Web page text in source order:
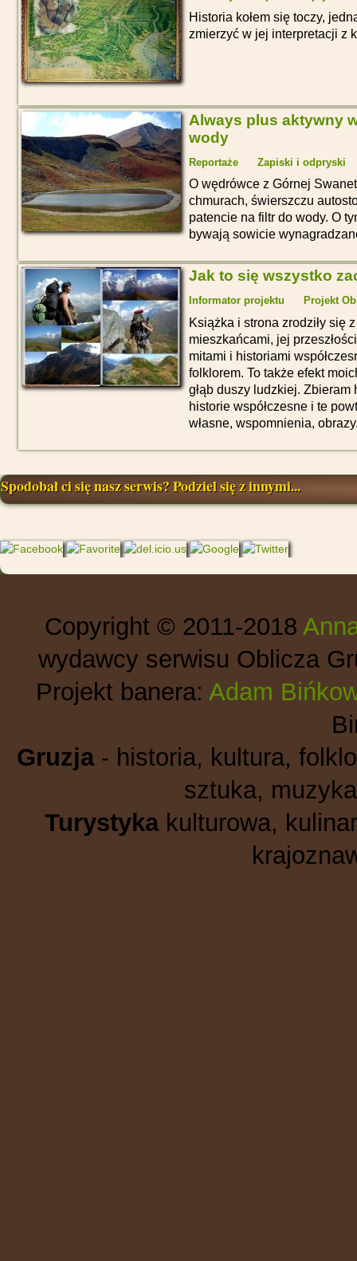
Historia kołem się toczy,
zmierzyć w jej interpretacji z
Always plus aktywny
wody
Reportaże Zapiski i odpryski
O wędrówce z Górnej
chmurach, świerszczu
patencie na filtr do wody. O
bywają sowicie
Jak to się wszystko
Informator projektu Projekt
Książka i strona zrodziły się
mieszkańcami, jej
mitami i historiami
folklorem. To także efekt
głąb duszy ludzkiej.
historie współczesne i te
własne, wspomnienia,
Spodobał ci się nasz serwis? Podziel się z innymi...
Copyright © 2011-2018
wydawcy serwisu Oblicza
Projekt banera: Adam
Gruzja- historia, kultura,
sztuka,
Turystykakulturowa,